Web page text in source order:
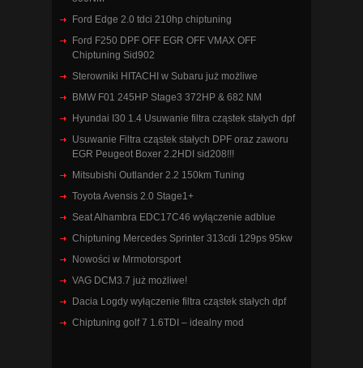
Ford Edge 2.0 tdci 210hp chiptuning
Ford F250 DPF OFF EGR OFF VMAX OFF
Chiptuning Sid902
Sterowniki HITACHI w Subaru już możliwe
BMW F01 245HP Stage3 372HP & 682 NM
Hyundai I30 1.4 Usuwanie filtra cząstek stałych dpf
Usuwanie Filtra cząstek stałych DPF oraz zaworu
EGR Peugeot Boxer 2.2HDI sid208!!!
Mitsubishi Outlander 2.2 150km Tuning
Toyota Avensis 2.0 Stage1+
Seat Alhambra EDC17C46 wyłączenie adblue
Chiptuning Mercedes Sprinter 313cdi 129ps 95kw
Nowości w Mrmotorsport
VAG DCM3.7 już możliwe!
Dacia Logdy wyłączenie filtra cząstek stałych dpf
Chiptuning golf 7 1.6TDI – idealny mod